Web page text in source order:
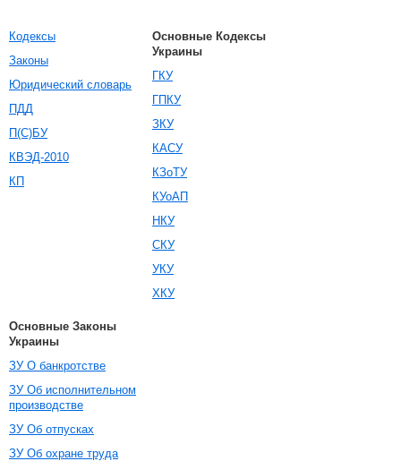
Кодексы
Законы
Юридический словарь
ПДД
П(С)БУ
КВЭД-2010
КП
Основные Кодексы
Украины
ГКУ
ГПКУ
ЗКУ
КАСУ
КЗоТУ
КУоАП
НКУ
СКУ
УКУ
ХКУ
Основные Законы
Украины
ЗУ О банкротстве
ЗУ Об исполнительном
производстве
ЗУ Об отпусках
ЗУ Об охране труда